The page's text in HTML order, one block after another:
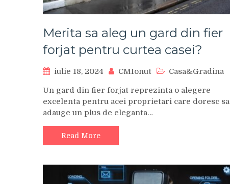
Merita sa aleg un gard din fier
forjat pentru curtea casei?
iulie 18, 2024 CMIonut Casa&Gradina
Un gard din fier forjat reprezinta o alegere
excelenta pentru acei proprietari care doresc sa
adauge un plus de eleganta…
Read More